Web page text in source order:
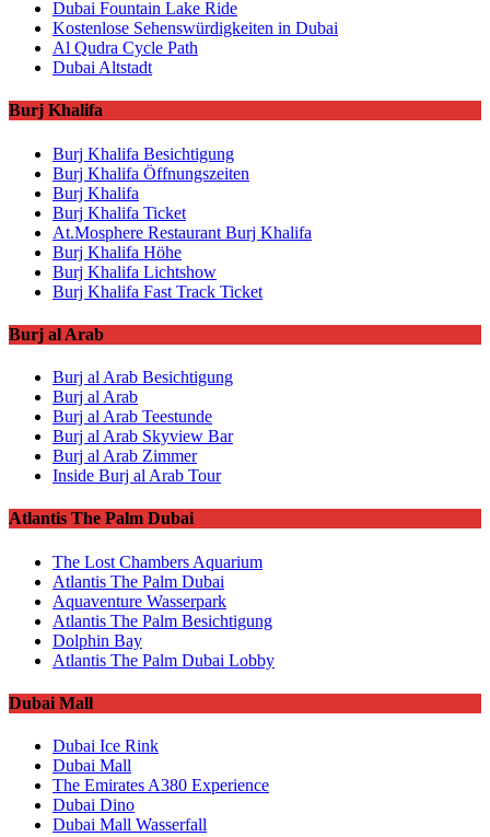
Dubai Fountain Lake Ride
Kostenlose Sehenswürdigkeiten in Dubai
Al Qudra Cycle Path
Dubai Altstadt
Burj Khalifa
Burj Khalifa Besichtigung
Burj Khalifa Öffnungszeiten
Burj Khalifa
Burj Khalifa Ticket
At.Mosphere Restaurant Burj Khalifa
Burj Khalifa Höhe
Burj Khalifa Lichtshow
Burj Khalifa Fast Track Ticket
Burj al Arab
Burj al Arab Besichtigung
Burj al Arab
Burj al Arab Teestunde
Burj al Arab Skyview Bar
Burj al Arab Zimmer
Inside Burj al Arab Tour
Atlantis The Palm Dubai
The Lost Chambers Aquarium
Atlantis The Palm Dubai
Aquaventure Wasserpark
Atlantis The Palm Besichtigung
Dolphin Bay
Atlantis The Palm Dubai Lobby
Dubai Mall
Dubai Ice Rink
Dubai Mall
The Emirates A380 Experience
Dubai Dino
Dubai Mall Wasserfall